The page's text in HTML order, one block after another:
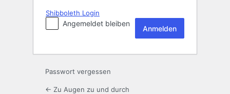
Shibboleth Login
Angemeldet bleiben
Passwort vergessen
← Zu Augen zu und durch